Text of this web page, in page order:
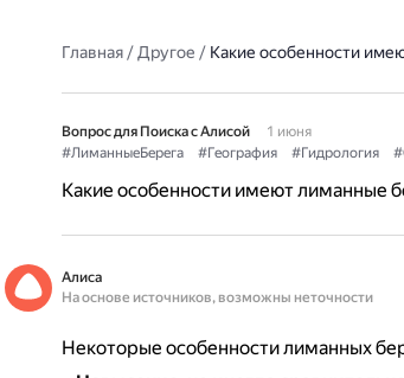
Главная/Другое / Какие особенности
Вопрос для Поиска с Алисой
1 июня
#ЛиманныеБерега
#География #Гидрология
Какие особенности имеют лиманные
Алиса
На основе источников, возможны неточности
Некоторые особенности лиманных